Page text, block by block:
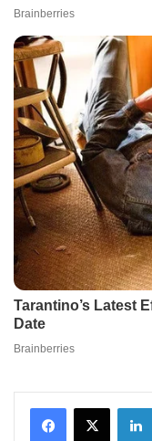
Facebook
X